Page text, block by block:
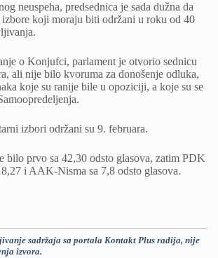
neuspeha, predsednica je sada dužna da
izbore koji moraju biti održani u roku od 40
o Konjufci, parlament je otvorio sednicu
ali nije bilo kvoruma za donošenje odluka,
koje su ranije bile u opoziciji, a koje su se
izbori održani su 9. februara.
bilo prvo sa 42,30 odsto glasova, zatim PDK
i AAK-Nisma sa 7,8 odsto glasova.
sadržaja sa portala Kontakt Plus radija, nije
izvora.